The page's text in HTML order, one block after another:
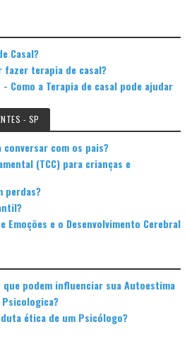
Casal?
fazer terapia de casal?
Como a Terapia de casal pode ajudar
- SP
com os pais?
(TCC) para crianças e
perdas?
Emoções e o Desenvolvimento Cerebral
podem influenciar sua Autoestima
ética de um Psicólogo?